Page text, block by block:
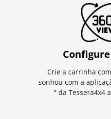
Crie a carrinha
sonhou com a
° da Tessera4x4